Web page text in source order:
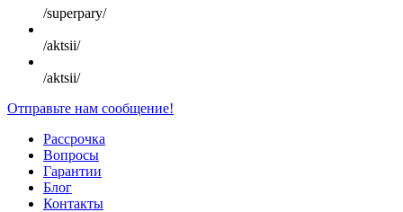
/superpary/
/aktsii/
/aktsii/
Отправьте нам сообщение!
Рассрочка
Вопросы
Гарантии
Блог
Контакты